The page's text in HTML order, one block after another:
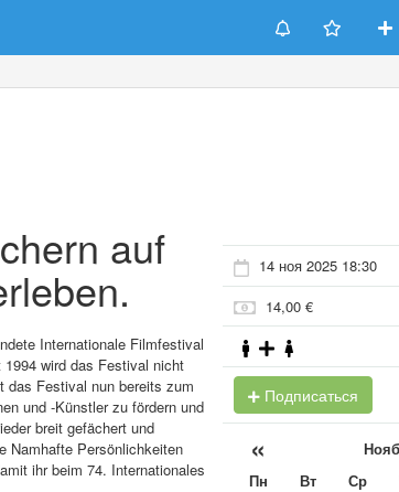
auf
Internationale Filmfestival
wird das Festival nicht
das Festival nun bereits zum
und -Künstler zu fördern und
breit gefächert und
Namhafte Persönlichkeiten
ihr beim 74. Internationales
14 ноя 2025 18:30
14,00 €
Подписаться
«
Пн Вт Ср